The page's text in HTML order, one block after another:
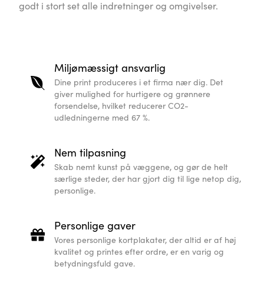
godt i stort set alle indretninger og omgivelser.
Miljømæssigt ansvarlig
Dine print produceres i et firma nær dig. Det
giver mulighed for hurtigere og grønnere
forsendelse, hvilket reducerer CO2-
udledningerne med 67 %.
Nem tilpasning
Skab nemt kunst på væggene, og gør de helt
særlige steder, der har gjort dig til lige netop dig,
personlige.
Personlige gaver
Vores personlige kortplakater, der altid er af høj
kvalitet og printes efter ordre, er en varig og
betydningsfuld gave.